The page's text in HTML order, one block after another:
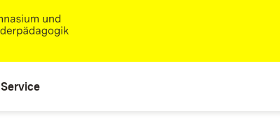
Service